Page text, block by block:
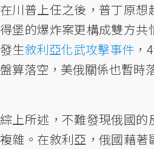
在川普上任之後，普丁原
得堡的爆炸案更構成雙方
發生敘利亞化武攻擊事件，
盤算落空，美俄關係也暫時
綜上所述，不難發現俄國
複雜。在敘利亞，俄國藉著